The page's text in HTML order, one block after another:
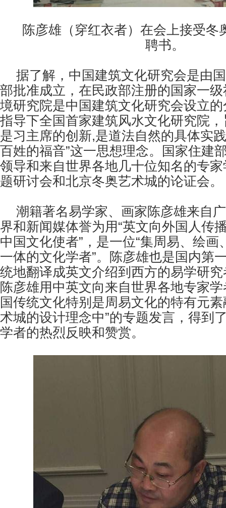
陈彦雄（穿红衣者）在会上接受冬
聘书。
据了解，中国建筑文化研究会是由
部批准成立，在民政部注册的国家一
境研究院是中国建筑文化研究会设立
指导下全国首家建筑风水文化研究院
是习主席的创新,是道法自然的具体实践
百姓的福音”这一思想理念。国家住建
领导和来自世界各地几十位知名的专
题研讨会和北京冬奥艺术城的论证会。
潮籍著名易学家、画家陈彦雄来自
界和新闻媒体誉为用“英文向外国人传
中国文化使者”，是一位“集周易、绘画
一体的文化学者”。 陈彦雄也是国内第
统地翻译成英文介绍到西方的易学研
陈彦雄用中英文向来自世界各地专家
国传统文化特别是周易文化的特有元
术城的设计理念中”的专题发言，得到
学者的热烈反映和赞赏。